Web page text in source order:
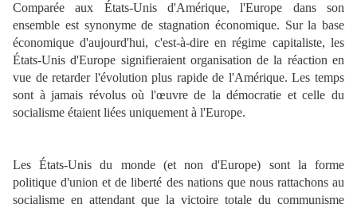
Comparée aux États-Unis d'Amérique, l'Europe dans son
ensemble est synonyme de stagnation économique. Sur la base
économique d'aujourd'hui, c'est-à-dire en régime capitaliste, les
États-Unis d'Europe signifieraient organisation de la réaction en
vue de retarder l'évolution plus rapide de l'Amérique. Les temps
sont à jamais révolus où l'œuvre de la démocratie et celle du
socialisme étaient liées uniquement à l'Europe.
Les États-Unis du monde (et non d'Europe) sont la forme
politique d'union et de liberté des nations que nous rattachons au
socialisme en attendant que la victoire totale du communisme